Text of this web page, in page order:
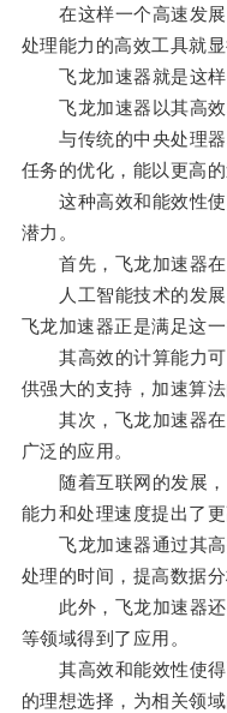
在这样一个高速发展
处理能力的高效工具就显
飞龙加速器就是这样
飞龙加速器以其高效
与传统的中央处理器
任务的优化，能以更高
这种高效和能效性使
潜力。
首先，飞龙加速器在
人工智能技术的发展
飞龙加速器正是满足这一
其高效的计算能力可
供强大的支持，加速算
其次，飞龙加速器在
广泛的应用。
随着互联网的发展，
能力和处理速度提出了更
飞龙加速器通过其高
处理的时间，提高数据分
此外，飞龙加速器还
等领域得到了应用。
其高效和能效性使得
的理想选择，为相关领